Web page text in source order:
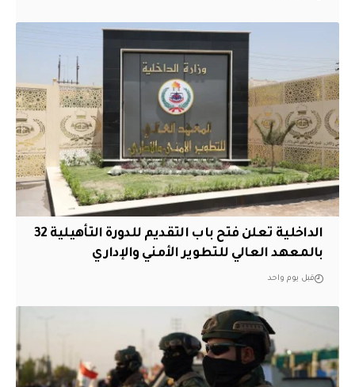
الداخلية تعلن فتح باب التقديم للدورة التأهيلية 32
بالمعهد العالي للتطوير الأمني والإداري
قبل يوم واحد